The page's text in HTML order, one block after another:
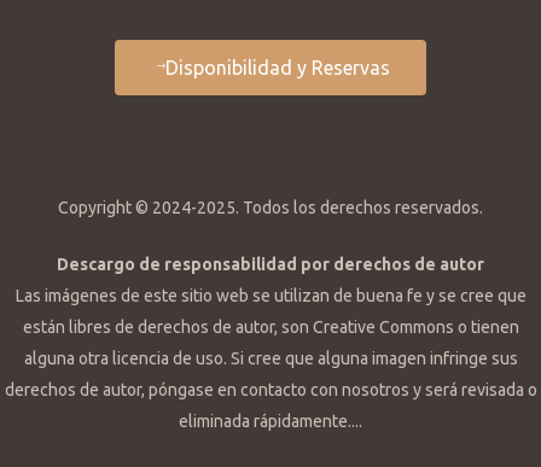
Disponibilidad y Reservas
Copyright © 2024-2025. Todos los derechos reservados.
Descargo de responsabilidad por derechos de autor
Las imágenes de este sitio web se utilizan de buena fe y se cree que
están libres de derechos de autor, son Creative Commons o tienen
alguna otra licencia de uso. Si cree que alguna imagen infringe sus
derechos de autor, póngase en contacto con nosotros y será revisada o
eliminada rápidamente....